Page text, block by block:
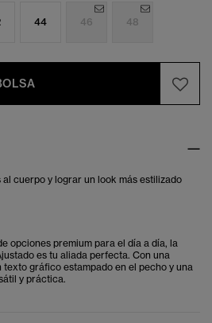
44 46 48
cuerpo y lograr un look más estilizado
opciones premium para el día a día, la
es tu aliada perfecta. Con una
gráfico estampado en el pecho y una
y práctica.